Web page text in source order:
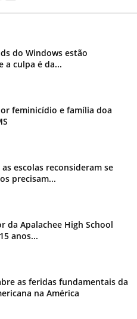
do Windows estão
a culpa é da...
feminicídio e família doa
escolas reconsideram se
precisam...
da Apalachee High School
anos...
as feridas fundamentais da
na América